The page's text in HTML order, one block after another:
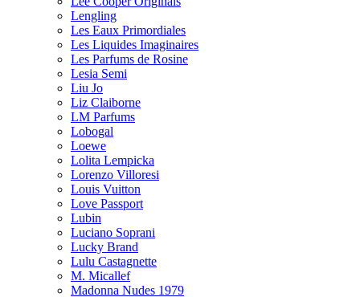
Lengling
Les Eaux Primordiales
Les Liquides Imaginaires
Les Parfums de Rosine
Lesia Semi
Liu Jo
Liz Claiborne
LM Parfums
Lobogal
Loewe
Lolita Lempicka
Lorenzo Villoresi
Louis Vuitton
Love Passport
Lubin
Luciano Soprani
Lucky Brand
Lulu Castagnette
M. Micallef
Madonna Nudes 1979